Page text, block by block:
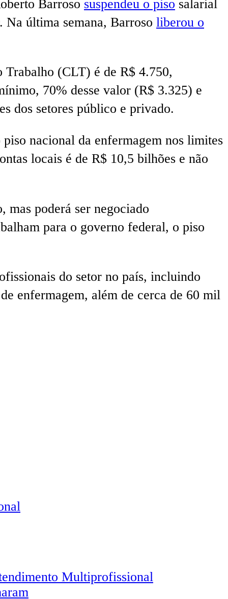
Barroso suspendeu o piso salarial
última semana, Barroso liberou o
Trabalho (CLT) é de R$ 4.750,
70% desse valor (R$ 3.325) e
dos setores público e privado.
nacional da enfermagem nos limites
locais é de R$ 10,5 bilhões e não
mas poderá ser negociado
para o governo federal, o piso
do setor no país, incluindo
enfermagem, além de cerca de 60 mil
Multiprofissional